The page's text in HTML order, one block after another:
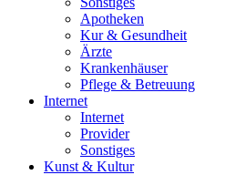
Apotheken
Kur & Gesundheit
Ärzte
Krankenhäuser
Pflege & Betreuung
Internet
Internet
Provider
Sonstiges
Kunst & Kultur